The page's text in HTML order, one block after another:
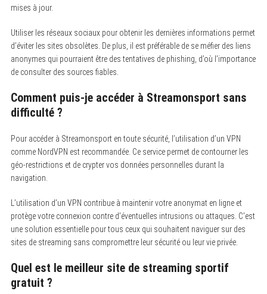
mises à jour.
Utiliser les réseaux sociaux pour obtenir les dernières informations permet
d’éviter les sites obsolètes. De plus, il est préférable de se méfier des liens
anonymes qui pourraient être des tentatives de phishing, d’où l’importance
de consulter des sources fiables.
Comment puis-je accéder à Streamonsport sans
difficulté ?
Pour accéder à Streamonsport en toute sécurité, l’utilisation d’un VPN
comme NordVPN est recommandée. Ce service permet de contourner les
géo-restrictions et de crypter vos données personnelles durant la
navigation.
L’utilisation d’un VPN contribue à maintenir votre anonymat en ligne et
protège votre connexion contre d’éventuelles intrusions ou attaques. C’est
une solution essentielle pour tous ceux qui souhaitent naviguer sur des
sites de streaming sans compromettre leur sécurité ou leur vie privée.
Quel est le meilleur site de streaming sportif
gratuit ?